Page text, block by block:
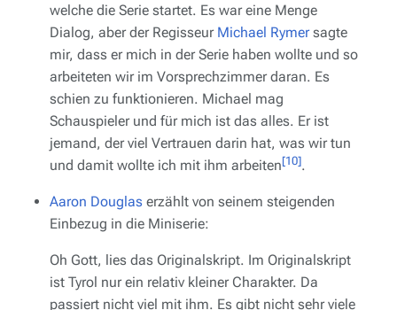
welche die Serie startet. Es war eine Menge
Dialog, aber der Regisseur Michael Rymersagte
mir, dass er mich in der Serie haben wollte und so
arbeiteten wir im Vorsprechzimmer daran. Es
schien zu funktionieren. Michael mag
Schauspieler und für mich ist das alles. Er ist
jemand, der viel Vertrauen darin hat, was wir tun
und damit wollte ich mit ihm arbeiten[10].
Aaron Douglas erzählt von seinem steigenden
Einbezug in die Miniserie:
Oh Gott, lies das Originalskript. Im Originalskript
ist Tyrol nur ein relativ kleiner Charakter. Da
passiert nicht viel mit ihm. Es gibt nicht sehr viele